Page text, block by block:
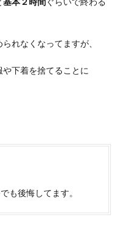
れなくなってますが、
下着を捨てることに
も後悔してます。